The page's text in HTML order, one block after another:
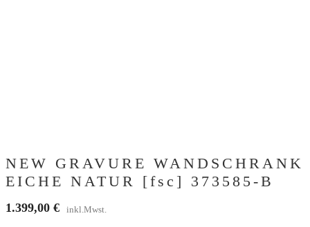
NEW GRAVURE WANDSCHRANK
EICHE NATUR [fsc] 373585-B
1.399,00 € inkl.Mwst.